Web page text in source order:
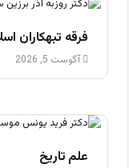
فرقه تبهکاران
آگوست 5, 2026
علم تاریخ